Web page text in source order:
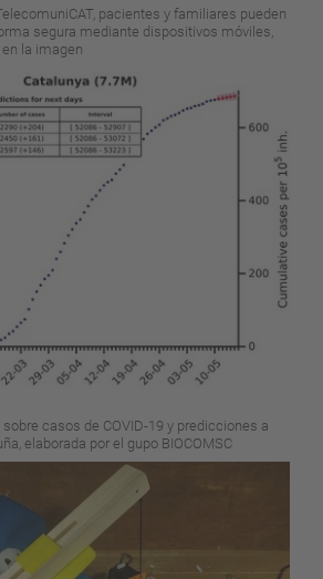
pacientes y familiares pueden
segura mediante dispositivos móviles,
la imagen
casos de COVID-19 y predicciones a
elaborada por el gupo BIOCOMSC